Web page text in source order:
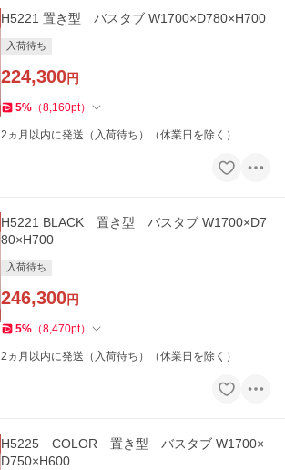
H5221 置き型 バスタブ W1700×D780×H700
入荷待ち
224,300円
5% （8,160pt）
2ヵ月以内に発送（入荷待ち）（休業日を除く）
H5221 BLACK 置き型 バスタブ W1700×D7
80×H700
入荷待ち
246,300円
5% （8,470pt）
2ヵ月以内に発送（入荷待ち）（休業日を除く）
H5225 COLOR 置き型 バスタブ W1700×
D750×H600